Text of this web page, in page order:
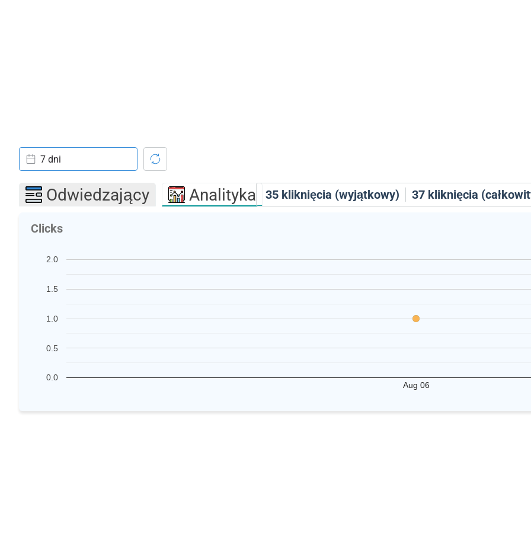
35 kliknięcia (wyjątkowy) 37 kliknięcia
7 dni
Odwiedzający Analityka
Clicks
Aug 06
0.0
0.5
1.0
1.5
2.0